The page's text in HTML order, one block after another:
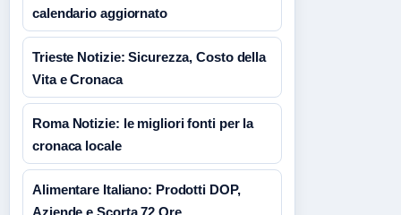
calendario aggiornato
Trieste Notizie: Sicurezza, Costo della
Vita e Cronaca
Roma Notizie: le migliori fonti per la
cronaca locale
Alimentare Italiano: Prodotti DOP,
Aziende e Scorta 72 Ore